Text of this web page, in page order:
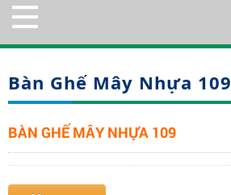
Bàn Ghế Mây Nhựa 109
BÀN GHẾ MÂY NHỰA 109